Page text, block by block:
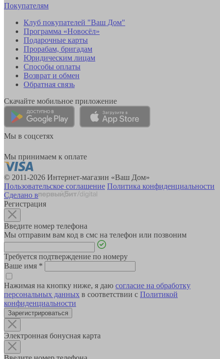
Покупателям
Клуб покупателей "Ваш Дом"
Программа «Новосёл»
Подарочные карты
Прорабам, бригадам
Юридическим лицам
Способы оплаты
Возврат и обмен
Обратная связь
Скачайте мобильное приложение
Мы в соцсетях
Мы принимаем к оплате
© 2011-2026 Интернет-магазин «Ваш Дом»
Пользовательское соглашение Политика конфиденциальности
Сделано в
Регистрация
Введите номер телефона
Мы отправим вам код в смс на телефон или позвоним
Требуется подтверждение по номеру
Ваше имя *
Нажимая на кнопку ниже, я даю согласие на обработку
персональных данных в соответствии с Политикой
конфиденциальности
Зарегистрироваться
Электронная бонусная карта